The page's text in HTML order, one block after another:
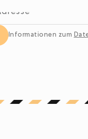
Informationen zum